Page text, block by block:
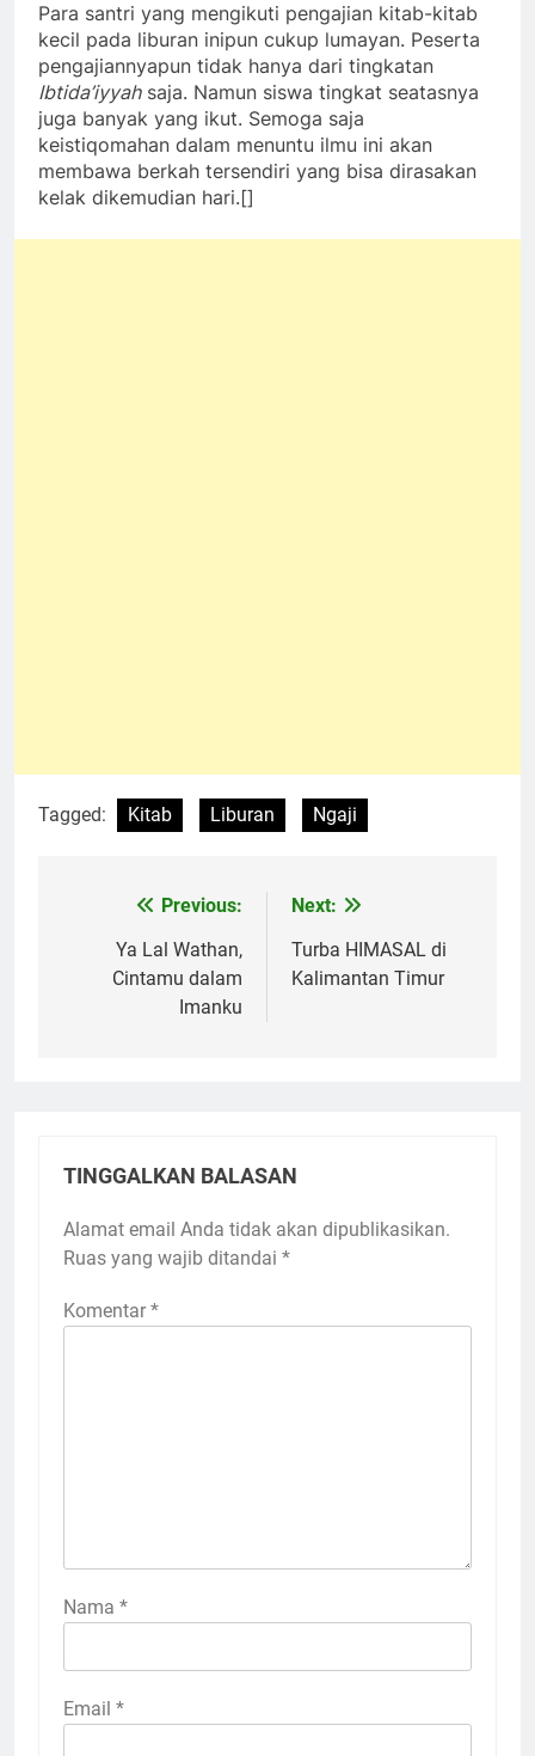
Para santri yang mengikuti pengajian kitab-kitab
kecil pada liburan inipun cukup lumayan. Peserta
pengajiannyapun tidak hanya dari tingkatan
Ibtida’iyyahsaja. Namun siswa tingkat seatasnya
juga banyak yang ikut. Semoga saja
keistiqomahan dalam menuntu ilmu ini akan
membawa berkah tersendiri yang bisa dirasakan
kelak dikemudian hari.[]
Tagged: Kitab Liburan Ngaji
NavigasiPrevious:
Ya Lal Wathan,
Cintamu dalam
Imanku
Next:
Turba HIMASAL di
Kalimantan Timur
TINGGALKAN BALASAN
Alamat email Anda tidak akan dipublikasikan.
Ruas yang wajib ditandai *
Komentar *
Nama *
Email *